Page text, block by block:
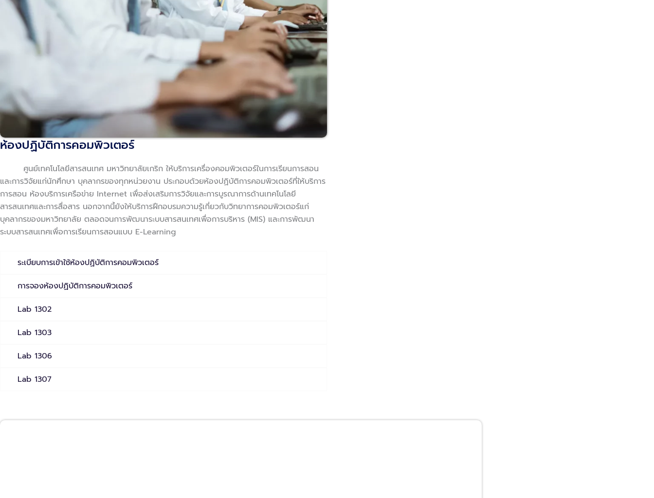
ห้องปฏิบัติการคอมพิวเตอร์
ศูนย์เทคโนโลยีสารสนเทศ มหาวิทยาลัยเกริก ให้บริการเครื่องคอมพิวเตอร์ในการเรียนการสอน
และการวิจัยแก่นักศึกษา บุคลากรของทุกหน่วยงาน ประกอบด้วยห้องปฏิบัติการคอมพิวเตอร์ที่ให้บริการ
การสอน ห้องบริการเครือข่าย Internet เพื่อส่งเสริมการวิจัยและการบูรณาการด้านเทคโนโลยี
สารสนเทศและการสื่อสาร นอกจากนี้ยังให้บริการฝึกอบรมความรู้เกี่ยวกับวิทยาการคอมพิวเตอร์แก่
บุคลากรของมหาวิทยาลัย ตลอดจนการพัฒนาระบบสารสนเทศเพื่อการบริหาร (MIS) และการพัฒนา
ระบบสารสนเทศเพื่อการเรียนการสอนแบบ E-Learning
ระเบียบการเข้าใช้ห้องปฏิบัติการคอมพิวเตอร์
การจองห้องปฏิบัติการคอมพิวเตอร์
Lab 1302
Lab 1303
Lab 1306
Lab 1307